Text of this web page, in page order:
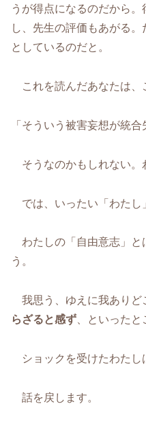
うが得点になるのだから
し、先生の評価もあがる
としているのだと。
これを読んだあなたは、
「そういう被害妄想が統
そうなのかもしれない。
では、いったい「わたし
わたしの「自由意志」と
う。
我思う、ゆえに我ありど
らざると感ず 、といったと
ショックを受けたわたし
話を戻します。